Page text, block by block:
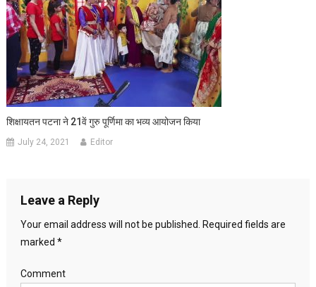
शिक्षायतन पटना ने 21वें गुरु पूर्णिमा का भव्य आयोजन किया
July 24, 2021 Editor
Leave a Reply
Your email address will not be published.
Required fields are
marked *
Comment